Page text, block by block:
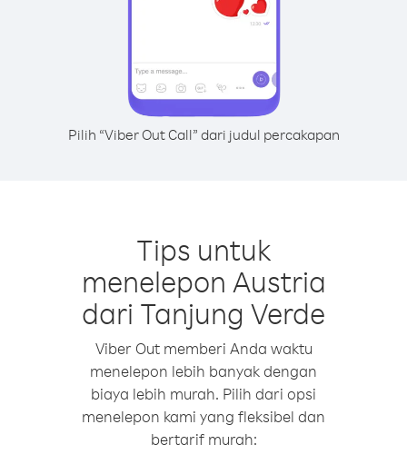
Pilih “Viber Out Call” dari judul percakapan
Tips untuk
menelepon Austria
dari Tanjung Verde
Viber Out memberi Anda waktu
menelepon lebih banyak dengan
biaya lebih murah. Pilih dari opsi
menelepon kami yang fleksibel dan
bertarif murah: